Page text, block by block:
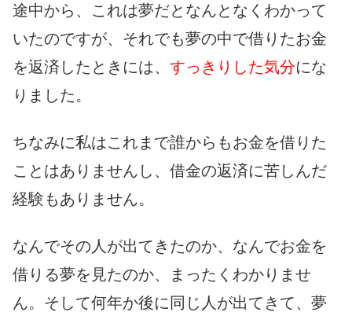
途中から、これは夢だとなんとなくわかって
いたのですが、それでも夢の中で借りたお金
を返済したときには、 すっきりした気分にな
りました。
ちなみに私はこれまで誰からもお金を借りた
ことはありませんし、借金の返済に苦しんだ
経験もありません。
なんでその人が出てきたのか、なんでお金を
借りる夢を見たのか、まったくわかりませ
ん。そして何年か後に同じ人が出てきて、夢